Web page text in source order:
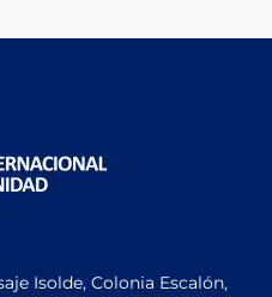
Isolde, Colonia Escalón,